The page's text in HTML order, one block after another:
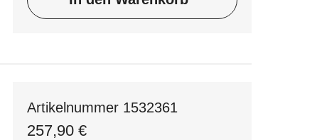
Artikelnummer 1532361
257,90 €